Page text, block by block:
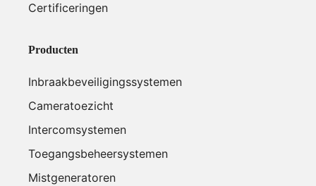
Certificeringen
Producten
Inbraakbeveiligingssystemen
Cameratoezicht
Intercomsystemen
Toegangsbeheersystemen
Mistgeneratoren